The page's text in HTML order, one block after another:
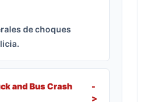
de choques
and Bus Crash
-
>